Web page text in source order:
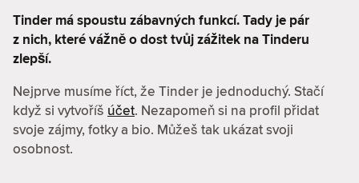
Tinder má spoustu zábavných funkcí. Tady je pár
z nich, které vážně o dost tvůj zážitek na Tinderu
zlepší.
Nejprve musíme říct, že Tinder je jednoduchý. Stačí
když si vytvoříš účet. Nezapomeň si na profil přidat
svoje zájmy, fotky a bio. Můžeš tak ukázat svoji
osobnost.